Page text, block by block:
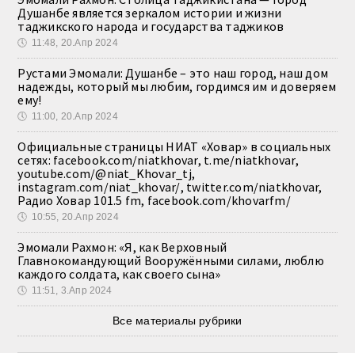
Душанбе является зеркалом истории и жизни
таджикского народа и государства таджиков
🕔 11:48, 20.Апр 2024
Рустами Эмомали: Душанбе – это наш город, наш дом
надежды, который мы любим, гордимся им и доверяем
ему!
🕔 11:00, 20.Апр 2024
Официальные страницы НИАТ «Ховар» в социальных
сетях: facebook.com/niatkhovar, t.me/niatkhovar,
youtube.com/@niat_Khovar_tj,
instagram.com/niat_khovar/, twitter.com/niatkhovar,
Радио Ховар 101.5 fm, facebook.com/khovarfm/
🕔 10:55, 20.Апр 2024
Эмомали Рахмон: «Я, как Верховный
Главнокомандующий Вооружёнными силами, люблю
каждого солдата, как своего сына»
🕔 11:51, 3.Апр 2024
Все материалы рубрики